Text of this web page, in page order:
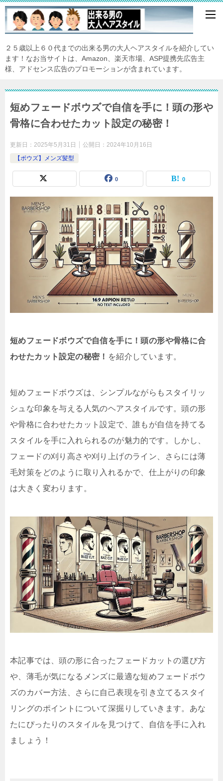
２５歳以上６０代までの出来る男の大人ヘアスタイルを紹介してい
ます！なお当サイトは、Amazon、楽天市場、ASP提携先広告主
様、アドセンス広告のプロモーションが含まれています。
短めフェードボウズで自信を手に！頭の形や
骨格に合わせたカット設定の秘密！
更新日： 2025年5月31日 公開日： 2024年10月16日
【ボウズ】メンズ髪型
0 0
短めフェードボウズで自信を手に！頭の形や骨格に合
わせたカット設定の秘密！ を紹介しています。
短めフェードボウズは、シンプルながらもスタイリッ
シュな印象を与える人気のヘアスタイルです。頭の形
や骨格に合わせたカット設定で、誰もが自信を持てる
スタイルを手に入れられるのが魅力的です。しかし、
フェードの刈り高さや刈り上げのライン、さらには薄
毛対策をどのように取り入れるかで、仕上がりの印象
は大きく変わります。
本記事では、頭の形に合ったフェードカットの選び方
や、薄毛が気になるメンズに最適な短めフェードボウ
ズのカバー方法、さらに自己表現を引き立てるスタイ
リングのポイントについて深掘りしていきます。あな
たにぴったりのスタイルを見つけて、自信を手に入れ
ましょう！